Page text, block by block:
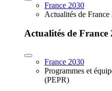
France 2030
Actualités de France
Actualités de France
France 2030
Programmes et
(PEPR)